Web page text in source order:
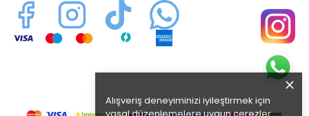
Alışveriş deneyiminizi iyileştirmek için